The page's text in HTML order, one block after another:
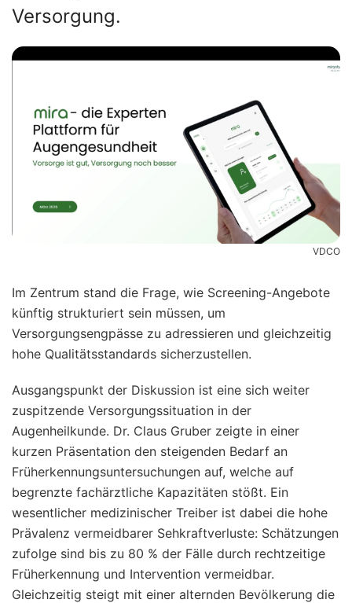
Versorgung.
VDCO
Im Zentrum stand die Frage, wie Screening-Angebote
künftig strukturiert sein müssen, um
Versorgungsengpässe zu adressieren und gleichzeitig
hohe Qualitätsstandards sicherzustellen.
Ausgangspunkt der Diskussion ist eine sich weiter
zuspitzende Versorgungssituation in der
Augenheilkunde. Dr. Claus Gruber zeigte in einer
kurzen Präsentation den steigenden Bedarf an
Früherkennungsuntersuchungen auf, welche auf
begrenzte fachärztliche Kapazitäten stößt. Ein
wesentlicher medizinischer Treiber ist dabei die hohe
Prävalenz vermeidbarer Sehkraftverluste: Schätzungen
zufolge sind bis zu 80 % der Fälle durch rechtzeitige
Früherkennung und Intervention vermeidbar.
Gleichzeitig steigt mit einer alternden Bevölkerung die